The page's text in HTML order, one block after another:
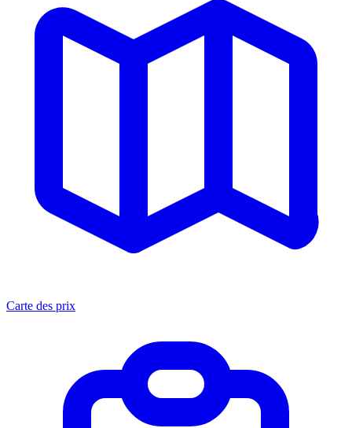
Carte des prix